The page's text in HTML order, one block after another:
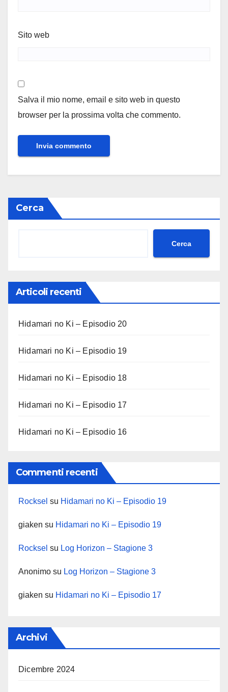
Sito web
Salva il mio nome, email e sito web in questo
browser per la prossima volta che commento.
Cerca
Cerca
Articoli recenti
Hidamari no Ki – Episodio 20
Hidamari no Ki – Episodio 19
Hidamari no Ki – Episodio 18
Hidamari no Ki – Episodio 17
Hidamari no Ki – Episodio 16
Commenti recenti
Rocksel su Hidamari no Ki – Episodio 19
giaken su Hidamari no Ki – Episodio 19
Rocksel su Log Horizon – Stagione 3
Anonimo su Log Horizon – Stagione 3
giaken su Hidamari no Ki – Episodio 17
Archivi
Dicembre 2024